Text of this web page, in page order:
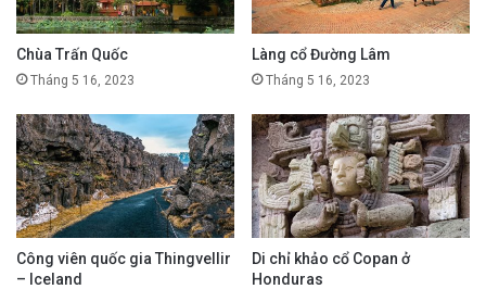
Chùa Trấn Quốc
Tháng 5 16, 2023
Làng cổ Đường Lâm
Tháng 5 16, 2023
Công viên quốc gia Thingvellir
– Iceland
Di chỉ khảo cổ Copan ở
Honduras